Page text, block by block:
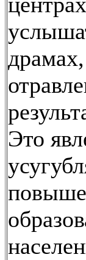
Это